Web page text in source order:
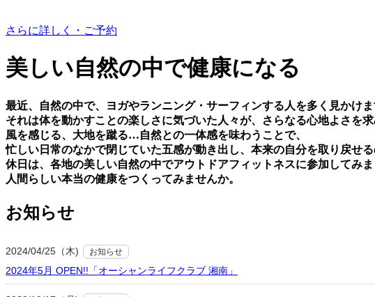
さらに詳しく・ご予約
美しい⾃然の中で健康になる
最近、⾃然の中で、ヨガやランニング・サーフィンする⼈を多く⾒かけま
それは体を動かすことの楽しさに気づいた⼈々が、さらなる⼼地よさを
⾵を感じる、⼤地を蹴る…⾃然との⼀体感を味わうことで、
忙しい⽇常のなかで閉じていた五感が動き出し、本来の⾃分を取り戻せる
休⽇は、各地の美しい⾃然の中でアウトドアフィットネスに参加してみま
⼈間らしい本当の健康をつくってみませんか。
お知らせ
2024/04/25（木) お知らせ
2024年5月 OPEN!!「オーシャンライフクラブ 湘南」